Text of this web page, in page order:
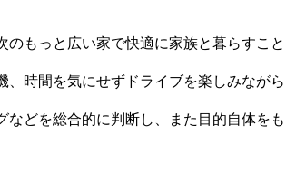
もっと広い家で快適に家族と暮らすこと
時間を気にせずドライブを楽しみながら
どを総合的に判断し、また目的自体をも